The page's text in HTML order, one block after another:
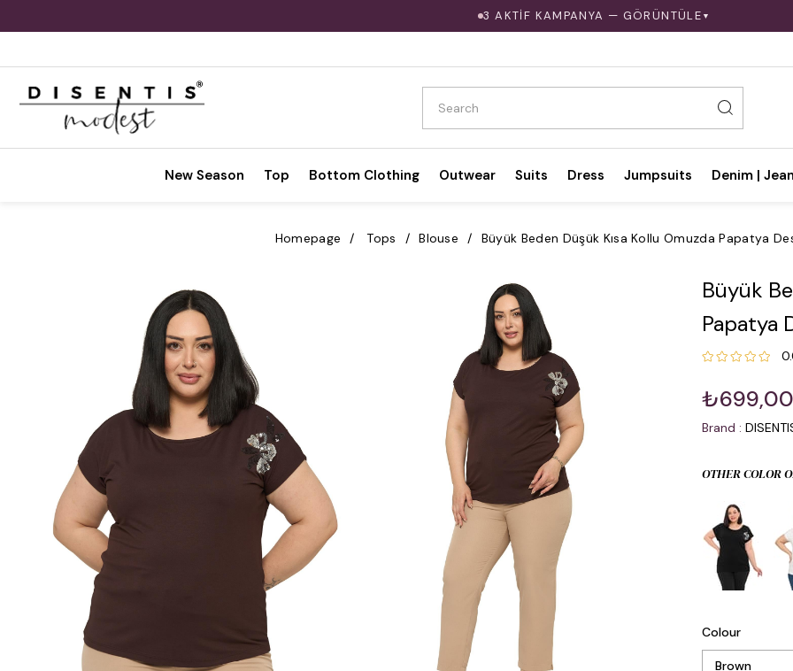
3 AKTİF KAMPANYA — GÖRÜNTÜLE ▼
New Season Top Bottom Clothing Outwear Suits Dress Jumpsuits Denim | Jean
Homepage Tops Blouse Büyük Beden Düşük Kısa Kollu Omuzda Papatya
Büyük
Papatya
₺699,00
Brand :
OTHER COLOR
Colour